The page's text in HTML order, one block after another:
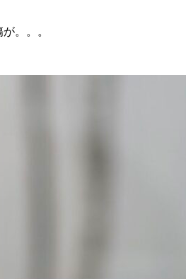
。。。